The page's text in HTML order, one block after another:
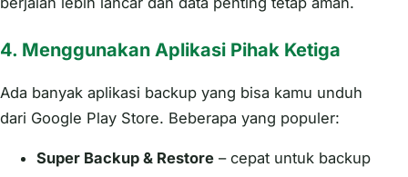
4. Menggunakan Aplikasi Pihak Ketiga
Ada banyak aplikasi backup yang bisa kamu unduh
dari Google Play Store. Beberapa yang populer:
Super Backup & Restore – cepat untuk backup